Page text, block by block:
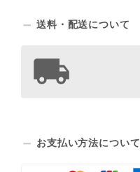
送料・配送について
お支払い方法について